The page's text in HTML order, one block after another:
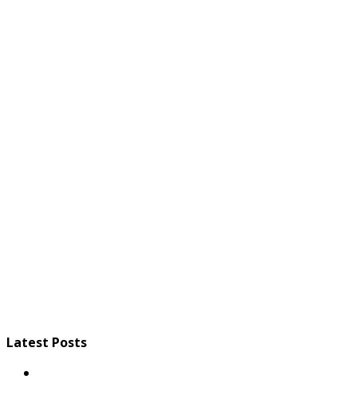
Latest Posts